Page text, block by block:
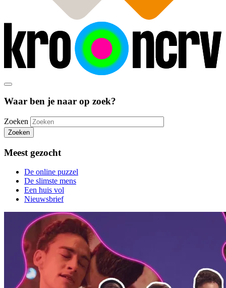
Waar ben je naar op zoek?
Zoeken
Zoeken
Meest gezocht
De online puzzel
De slimste mens
Een huis vol
Nieuwsbrief